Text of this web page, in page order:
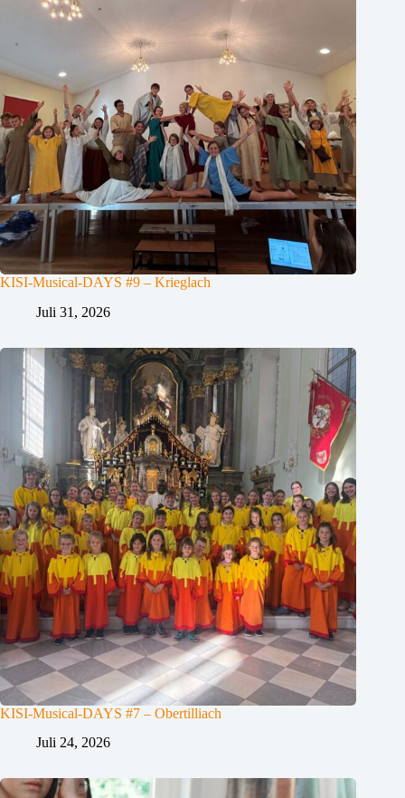
KISI-Musical-DAYS #9 – Krieglach
Juli 31, 2026
KISI-Musical-DAYS #7 – Obertilliach
Juli 24, 2026